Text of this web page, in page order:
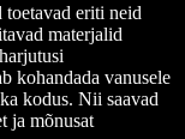
toetavad eriti neid
materjalid
kohandada vanusele
kodus. Nii saavad
ja mõnusat